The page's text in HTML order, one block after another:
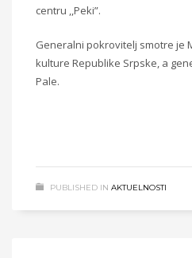
centru ,,Peki”.
Generalni pokrovitelj smotre je
kulture Republike Srpske, a
Pale.
PUBLISHED IN AKTUELNOSTI